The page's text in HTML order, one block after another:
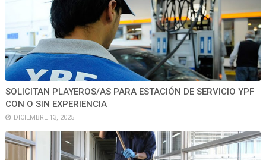
SOLICITAN PLAYEROS/AS PARA ESTACIÓN DE SERVICIO YPF
CON O SIN EXPERIENCIA
DICIEMBRE 13, 2025